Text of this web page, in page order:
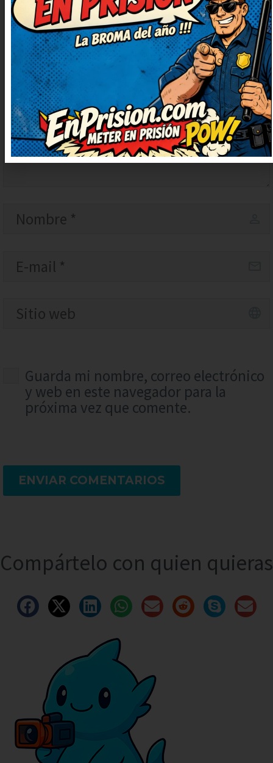
Guarda mi nombre, correo electrónico
y web en este navegador para la
próxima vez que comente.
ENVIAR COMENTARIOS
Compártelo con quien quieras